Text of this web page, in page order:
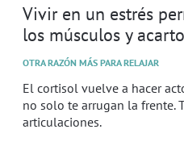
Vivir en un estrés
los músculos y
OTRA RAZÓN MÁS PARA RELAJAR
El cortisol vuelve a hacer
no solo te arrugan la frente.
articulaciones.